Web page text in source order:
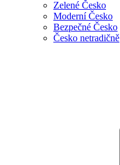
Zelené Česko
Moderní Česko
Bezpečné Česko
Česko netradičně